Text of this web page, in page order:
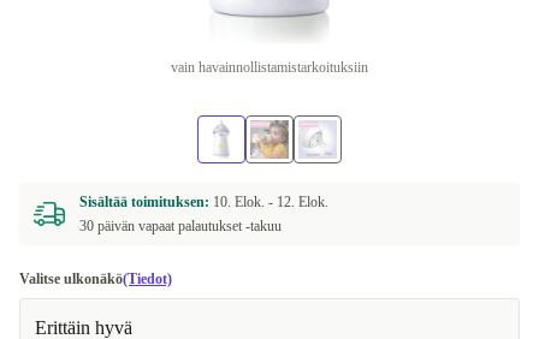
vain havainnollistamistarkoituksiin
Sisältää toimituksen: 10. Elok. - 12. Elok.
30 päivän vapaat palautukset -takuu
Valitse ulkonäkö(Tiedot)
Erittäin hyvä